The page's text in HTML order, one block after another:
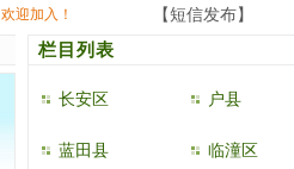
迎加入！ 【短信发布】
栏目列表
长安区 户县
蓝田县 临潼区